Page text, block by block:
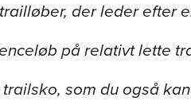
der leder efter
på relativt lette
som du også